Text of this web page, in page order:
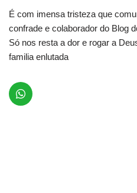
É com imensa tristeza que
confrade e colaborador do Blog
Só nos resta a dor e rogar a
familia enlutada